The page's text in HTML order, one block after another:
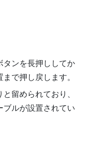
タンを長押ししてか
で押し戻します。
留められており、
ブルが設置されてい